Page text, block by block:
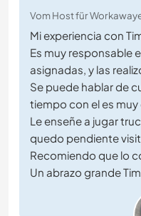
Vom Host für
Mi experiencia con
Es muy responsable
asignadas, y las
Se puede hablar de
tiempo con el es
Le enseñe a jugar
quedo pendiente
Recomiendo que lo
Un abrazo grande